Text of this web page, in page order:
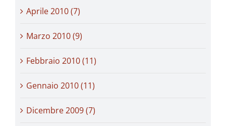
Aprile 2010 (7)
Marzo 2010 (9)
Febbraio 2010 (11)
Gennaio 2010 (11)
Dicembre 2009 (7)